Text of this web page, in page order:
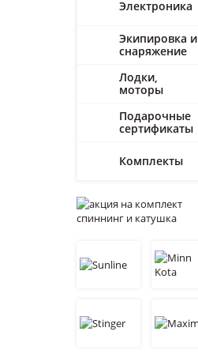
Электроника
Экипировка и
снаряжение
Лодки,
моторы
Подарочные
сертификаты
Комплекты